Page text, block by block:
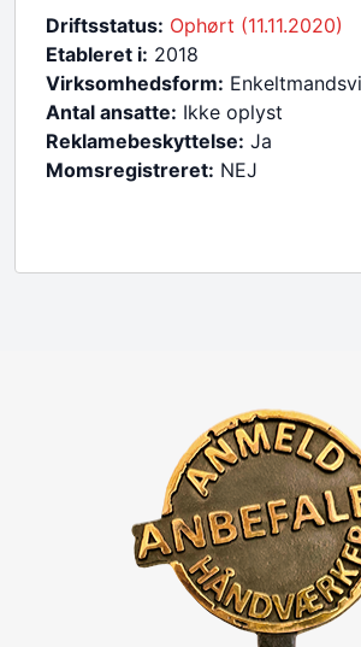
Driftsstatus: Ophørt (11.11.2020)
Etableret i: 2018
Virksomhedsform:
Antal ansatte: Ikke oplyst
Reklamebeskyttelse: Ja
Momsregistreret: NEJ